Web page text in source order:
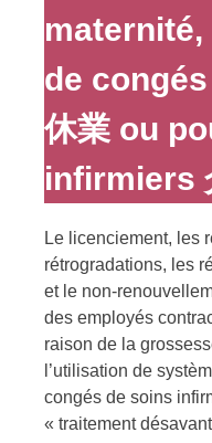
de
休業 ou
infirmiers
Le licenciement, les
rétrogradations, les
et le non-
des employés
raison de la
l’utilisation de
congés de soins
« traitement